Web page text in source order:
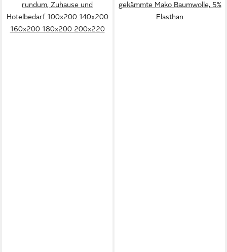
rundum, Zuhause und
Hotelbedarf 100x200 140x200
160x200 180x200 200x220
gekämmte Mako Baumwolle, 5%
Elasthan